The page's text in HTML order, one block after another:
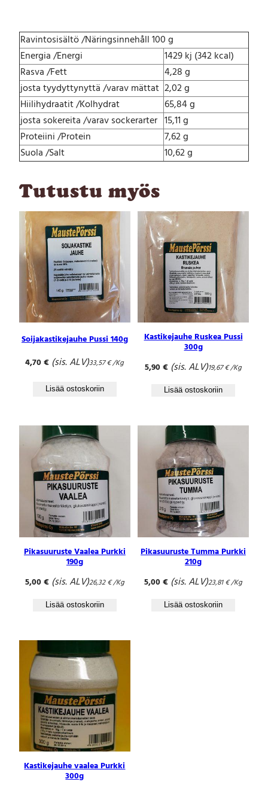
m
ä
ä
r
ä
Ravintosisältö /Näringsinnehåll 100 g
Energia /Energi
1429 kj (342 kcal)
Rasva /Fett
4,28 g
josta tyydyttynyttä /varav mättat 2,02 g
Hiilihydraatit /Kolhydrat
65,84 g
josta sokereita /varav sockerarter 15,11 g
Proteiini /Protein
7,62 g
Suola /Salt
10,62 g
Tutustu myös
Soijakastikejauhe Pussi 140g
4,70€ (sis. ALV)33,57€/Kg
Lisää ostoskoriin
Kastikejauhe Ruskea Pussi
300g
5,90€ (sis. ALV)19,67€/Kg
Lisää ostoskoriin
Pikasuuruste Vaalea Purkki
190g
5,00€ (sis. ALV)26,32€/Kg
Lisää ostoskoriin
Pikasuuruste Tumma Purkki
210g
5,00€ (sis. ALV)23,81€/Kg
Lisää ostoskoriin
Kastikejauhe vaalea Purkki
300g